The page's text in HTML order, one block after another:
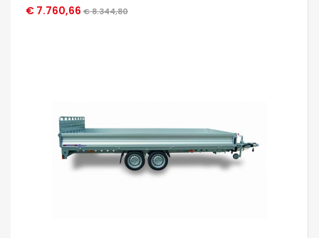
€ 7.760,66 € 8.344,80
OCCHIATA VELOCE